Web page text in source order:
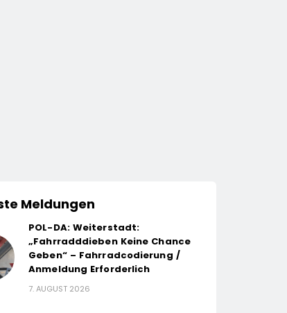
Meldungen
POL-DA: Weiterstadt:
„Fahrradddieben Keine Chance
Geben“ – Fahrradcodierung /
Anmeldung Erforderlich
7. AUGUST 2026